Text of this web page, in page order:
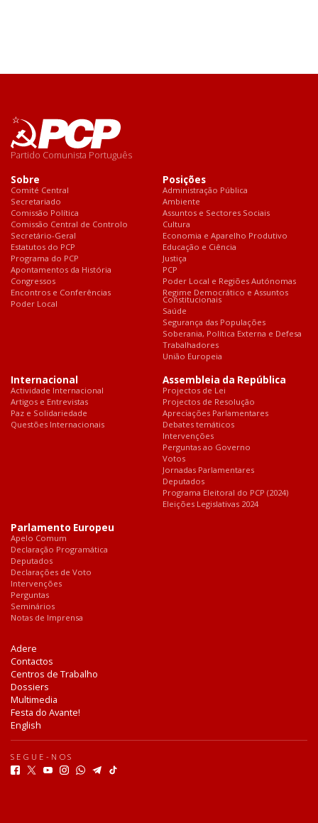
Partido Comunista Português
Sobre
Comité Central
Secretariado
Comissão Política
Comissão Central de Controlo
Secretário-Geral
Estatutos do PCP
Programa do PCP
Apontamentos da História
Congressos
Encontros e Conferências
Poder Local
Posições
Administração Pública
Ambiente
Assuntos e Sectores Sociais
Cultura
Economia e Aparelho Produtivo
Educação e Ciência
Justiça
PCP
Poder Local e Regiões Autónomas
Regime Democrático e Assuntos
Constitucionais
Saúde
Segurança das Populações
Soberania, Política Externa e Defesa
Trabalhadores
União Europeia
Internacional
Actividade Internacional
Artigos e Entrevistas
Paz e Solidariedade
Questões Internacionais
Assembleia da República
Projectos de Lei
Projectos de Resolução
Apreciações Parlamentares
Debates temáticos
Intervenções
Perguntas ao Governo
Votos
Jornadas Parlamentares
Deputados
Programa Eleitoral do PCP (2024)
Eleições Legislativas 2024
Parlamento Europeu
Apelo Comum
Declaração Programática
Deputados
Declarações de Voto
Intervenções
Perguntas
Seminários
Notas de Imprensa
Adere
Contactos
Centros de Trabalho
Dossiers
Multimedia
Festa do Avante!
English
SEGUE-NOS
F T I W T T